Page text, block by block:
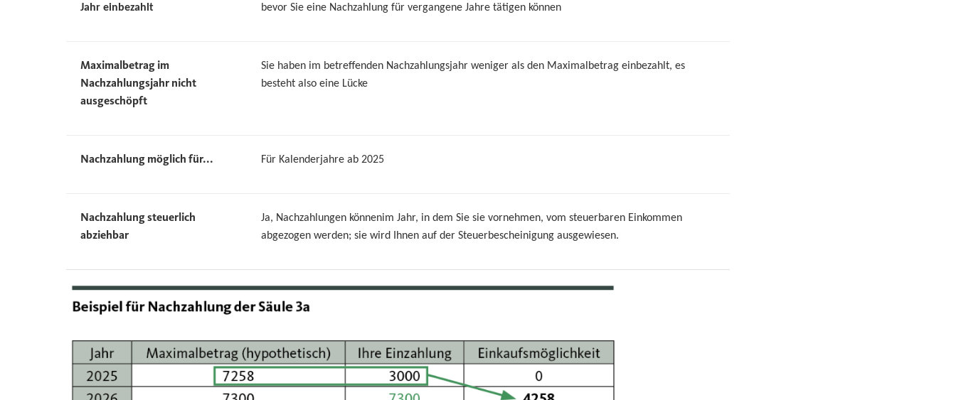
Jahr einbezahlt
bevor Sie eine Nachzahlung für vergangene Jahre tätigen können
Maximalbetrag im
Nachzahlungsjahr nicht
ausgeschöpft
Sie haben im betreffenden Nachzahlungsjahr weniger als den Maximalbetrag einbezahlt, es
besteht also eine Lücke
Nachzahlung möglich für... Für Kalenderjahre ab 2025
Nachzahlung steuerlich
abziehbar
Ja, Nachzahlungen könnenim Jahr, in dem Sie sie vornehmen, vom steuerbaren Einkommen
abgezogen werden; sie wird Ihnen auf der Steuerbescheinigung ausgewiesen.